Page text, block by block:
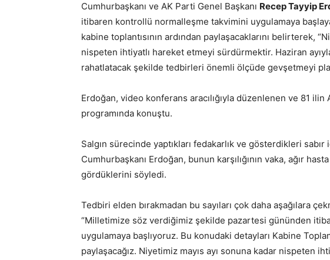
Cumhurbaşkanı ve AK Parti Genel Başkanı Recep Tayyip
itibaren kontrollü normalleşme takvimini uygulamaya
kabine toplantısının ardından paylaşacaklarını belirterek,
nispeten ihtiyatlı hareket etmeyi sürdürmektir. Haziran
rahatlatacak şekilde tedbirleri önemli ölçüde gevşetmeyi
Erdoğan, video konferans aracılığıyla düzenlenen ve 81
programında konuştu.
Salgın sürecinde yaptıkları fedakarlık ve gösterdikleri
Cumhurbaşkanı Erdoğan, bunun karşılığının vaka, ağır
gördüklerini söyledi.
Tedbiri elden bırakmadan bu sayıları çok daha aşağılara
“Milletimize söz verdiğimiz şekilde pazartesi gününden
uygulamaya başlıyoruz. Bu konudaki detayları Kabine
paylaşacağız. Niyetimiz mayıs ayı sonuna kadar nispeten